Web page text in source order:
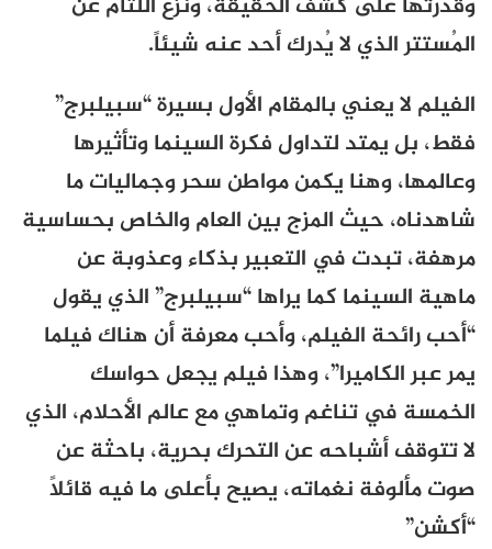
وقدرتها على كشف الحقيقة، ونزع اللثام عن
المُستتر الذي لا يُدرك أحد عنه شيئاً.
الفيلم لا يعني بالمقام الأول بسيرة “سبيلبرج”
فقط، بل يمتد لتداول فكرة السينما وتأثيرها
وعالمها، وهنا يكمن مواطن سحر وجماليات ما
شاهدناه، حيث المزج بين العام والخاص بحساسية
مرهفة، تبدت في التعبير بذكاء وعذوبة عن
ماهية السينما كما يراها “سبيلبرج” الذي يقول
“أحب رائحة الفيلم، وأحب معرفة أن هناك فيلما
يمر عبر الكاميرا”، وهذا فيلم يجعل حواسك
الخمسة في تناغم وتماهي مع عالم الأحلام، الذي
لا تتوقف أشباحه عن التحرك بحرية، باحثة عن
صوت مألوفة نغماته، يصيح بأعلى ما فيه قائلاً
“أكشن”